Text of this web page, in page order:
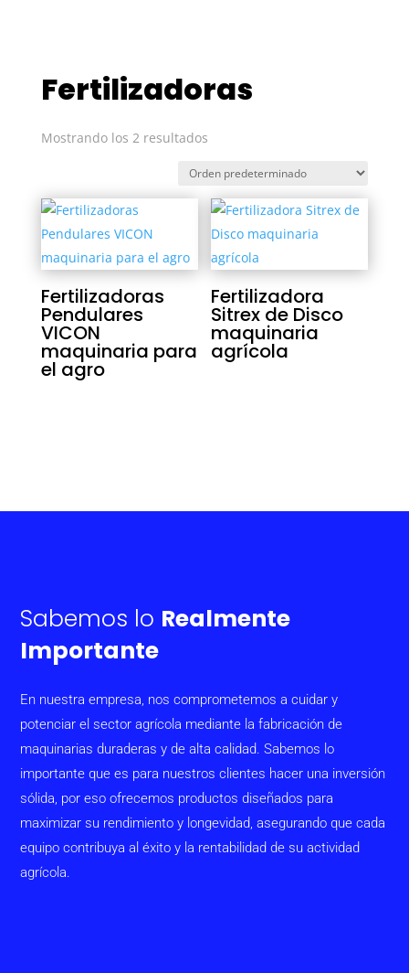
Fertilizadoras
Mostrando los 2 resultados
Fertilizadoras
Pendulares
VICON
maquinaria para
el agro
Fertilizadora
Sitrex de Disco
maquinaria
agrícola
Sabemos lo Realmente
Importante
En nuestra empresa, nos comprometemos a cuidar y
potenciar el sector agrícola mediante la fabricación de
maquinarias duraderas y de alta calidad. Sabemos lo
importante que es para nuestros clientes hacer una inversión
sólida, por eso ofrecemos productos diseñados para
maximizar su rendimiento y longevidad, asegurando que cada
equipo contribuya al éxito y la rentabilidad de su actividad
agrícola.